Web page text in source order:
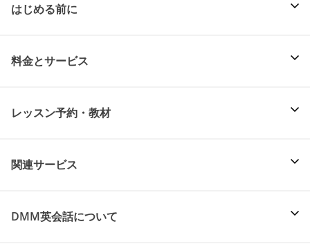
はじめる前に
料金とサービス
レッスン予約・教材
関連サービス
DMM英会話について